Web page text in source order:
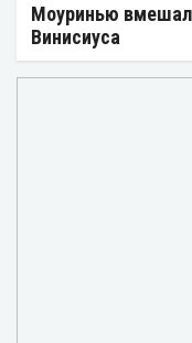
Моуринью
Винисиуса